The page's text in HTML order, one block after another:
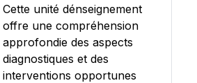
Cette unité dénseignement
offre une compréhension
approfondie des aspects
diagnostiques et des
interventions opportunes